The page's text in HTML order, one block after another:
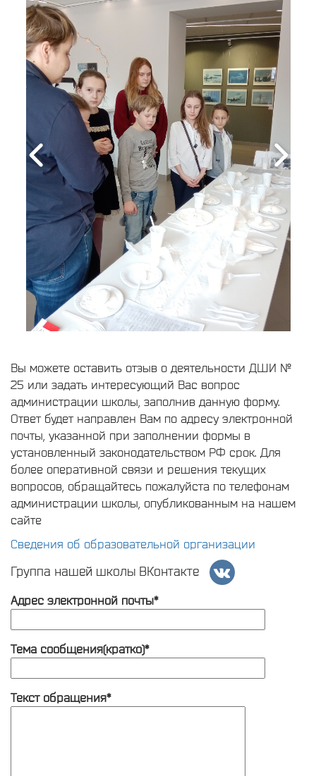
Вы можете оставить отзыв о деятельности ДШИ №
25 или задать интересующий Вас вопрос
администрации школы, заполнив данную форму.
Ответ будет направлен Вам по адресу электронной
почты, указанной при заполнении формы в
установленный законодательством РФ срок. Для
более оперативной связи и решения текущих
вопросов, обращайтесь пожалуйста по телефонам
администрации школы, опубликованным на нашем
сайте
Сведения об образовательной организации
Группа нашей школы ВКонтакте
Адрес электронной почты*
Тема сообщения(кратко)*
Текст обращения*